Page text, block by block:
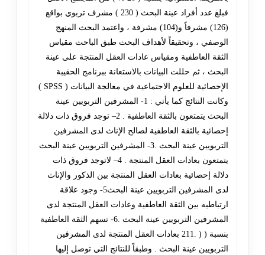
فبلغ عدد أفراد عينة البحث ( 230 ) مشرف تربوي بواقع
(126) مشرفاً و(104) مشرفة ، واعتمد البحث المنهج
الوصفي ، وتحقيقاً لأهداف البحث طبق الباحث مقياس
الثقة العاطفية ومقياس عادات العقل المنتجة على عينة
البحث ، ثم حللت البيانات بالاستعانة ببرنامج الحقيبة
الإحصائية للعلوم الاجتماعية في معالجة البيانات ( SPSS )
وكانت النتائج كما يأتي : 1- المشرفين التربويين عينة
البحث يتمتعون بالثقة العاطفية . 2– توجد فروق ذات دلالة
إحصائية بالثقة العاطفية لصالح الإناث لدى المشرفين
التربويين عينة البحث .3- المشرفين التربويين عينة البحث
يتمتعون بعادات العقل المنتجة . 4– لاتوجد فروق ذات
دلالة إحصائية بعادات العقل المنتجة بين الذكور والإناث
لدى المشرفين التربويين عينة البحث5- وجود علاقة
ارتباطيه بين الثقة العاطفية وعادات العقل المنتجة لدى
المشرفين التربويين عينة البحث .6- تسهم الثقة العاطفية
بنسبة ( ( .211 بعادات العقل المنتجة لدى المشرفين
التربويين عينة البحث . وطبقاً للنتائج التي توصل إليها